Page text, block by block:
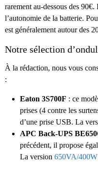
rarement au-dessous des
l’autonomie de la batterie.
est généralement autour des
Notre sélection
À la rédaction, nous vous
:
Eaton 3S700F : ce
prises (4 contre les
d’une prise USB. La
APC Back-UPS
précédent, il propose
La version 650VA/400W